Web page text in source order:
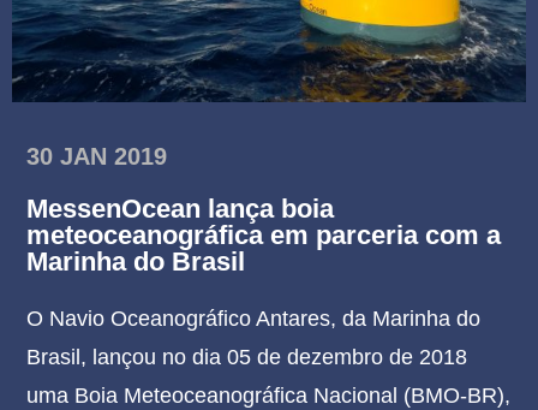
30 JAN 2019
MessenOcean lança boia
meteoceanográfica em parceria com a
Marinha do Brasil
O Navio Oceanográfico Antares, da Marinha do
Brasil, lançou no dia 05 de dezembro de 2018
uma Boia Meteoceanográfica Nacional (BMO-BR),